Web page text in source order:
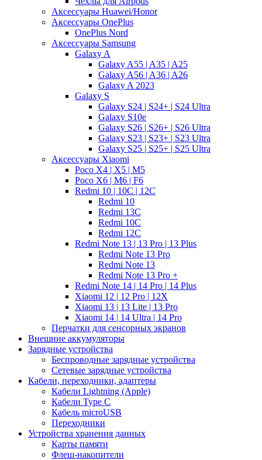
Аксессуары Huawei/Honor
Аксессуары OnePlus
OnePlus Nord
Аксессуары Samsung
Galaxy A
Galaxy A55 | A35 | A25
Galaxy A56 | A36 | A26
Galaxy A 2023
Galaxy S
Galaxy S24 | S24+ | S24 Ultra
Galaxy S10e
Galaxy S26 | S26+ | S26 Ultra
Galaxy S23 | S23+ | S23 Ultra
Galaxy S25 | S25+ | S25 Ultra
Аксессуары Xiaomi
Poco X4 | X5 | M5
Poco X6 | M6 | F6
Redmi 10 | 10C | 12C
Redmi 10
Redmi 13C
Redmi 10C
Redmi 12C
Redmi Note 13 | 13 Pro | 13 Plus
Redmi Note 13 Pro
Redmi Note 13
Redmi Note 13 Pro +
Redmi Note 14 | 14 Pro | 14 Plus
Xiaomi 12 | 12 Pro | 12X
Xiaomi 13 | 13 Lite | 13 Pro
Xiaomi 14 | 14 Ultra | 14 Pro
Перчатки для сенсорных экранов
Внешние аккумуляторы
Зарядные устройства
Беспроводные зарядные устройства
Сетевые зарядные устройства
Кабели, переходники, адаптеры
Кабели Lightning (Apple)
Кабели Type C
Кабель microUSB
Переходники
Устройства хранения данных
Карты памяти
Флеш-накопители